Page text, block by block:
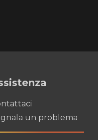
un problema